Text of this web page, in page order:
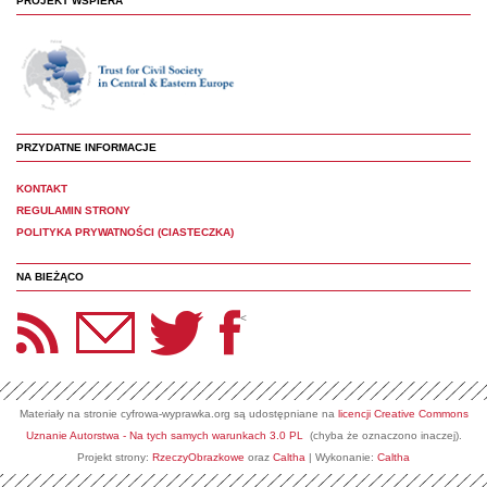
PRZYDATNE INFORMACJE
KONTAKT
REGULAMIN STRONY
POLITYKA PRYWATNOŚCI (CIASTECZKA)
NA BIEŻĄCO
Panoptyka Facebook <
Materiały na stronie cyfrowa-wyprawka.org są udostępniane na licencji Creative Commons
Uznanie Autorstwa - Na tych samych warunkach 3.0 PL
(chyba że oznaczono inaczej).
Projekt strony: RzeczyObrazkowe oraz Caltha | Wykonanie: Caltha